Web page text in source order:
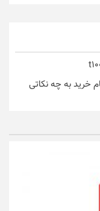
خرید به چه نکاتی